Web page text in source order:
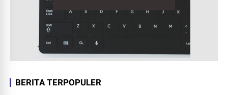
BERITA TERPOPULER